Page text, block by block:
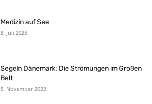
Medizin auf See
8. Juli 2025
Segeln Dänemark: Die Strömungen im Großen
Belt
5. November 2022